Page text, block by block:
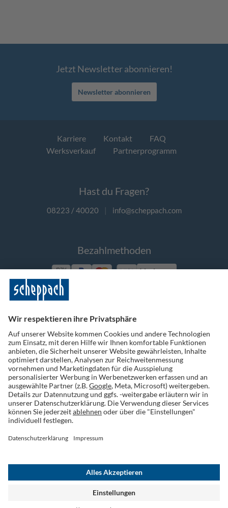
Jetzt Newsletter abonnieren!
Newsletter abonnieren
Karriere Kontakt
FAQ
Werksverkauf
Partnerprogramm
Hast du Fragen?
08223 / 40020 | info@scheppach.com
Bezahlmethoden
Vorkasse
Folge uns auf Social Media
Widerruf einreichen
Impressum